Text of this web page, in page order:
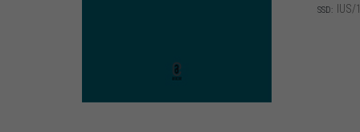
SSD: IUS/